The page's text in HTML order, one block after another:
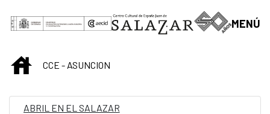
Saltar al contenido principal
MENÚ
INICIOCCE - ASUNCION
ABRIL EN EL SALAZAR